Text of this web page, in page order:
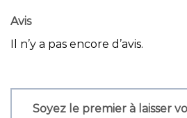
Avis
Il n’y a pas encore d’avis.
Soyez le premier à laisser